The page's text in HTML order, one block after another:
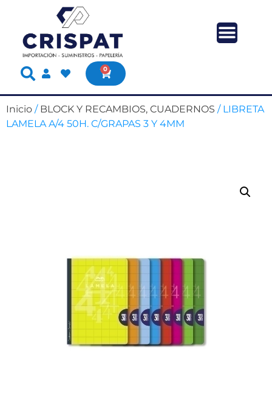
0
Inicio / BLOCK Y RECAMBIOS, CUADERNOS / LIBRETA
LAMELA A/4 50H. C/GRAPAS 3 Y 4MM